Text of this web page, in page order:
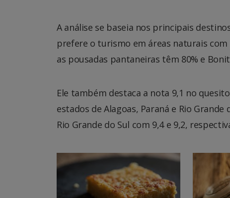
A análise se baseia nos principais
prefere o turismo em áreas naturais
as pousadas pantaneiras têm 80% e
Ele também destaca a nota 9,1 no
estados de Alagoas, Paraná e Rio
Rio Grande do Sul com 9,4 e 9,2,